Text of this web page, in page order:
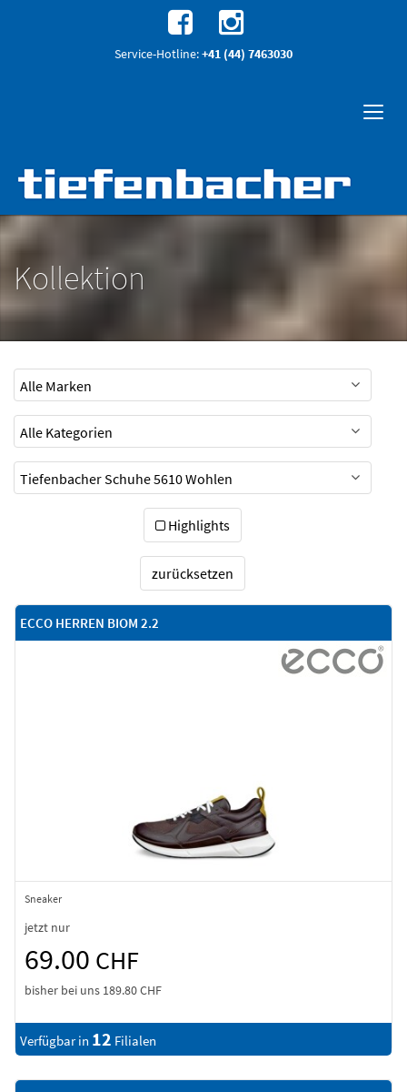
Service-Hotline:+41 (44) 7463030
Kollektion
Highlights
zurücksetzen
ECCO HERREN BIOM 2.2
Sneaker
jetzt nur
69.00 CHF
bisher bei uns 189.80 CHF
Verfügbar in 12 Filialen